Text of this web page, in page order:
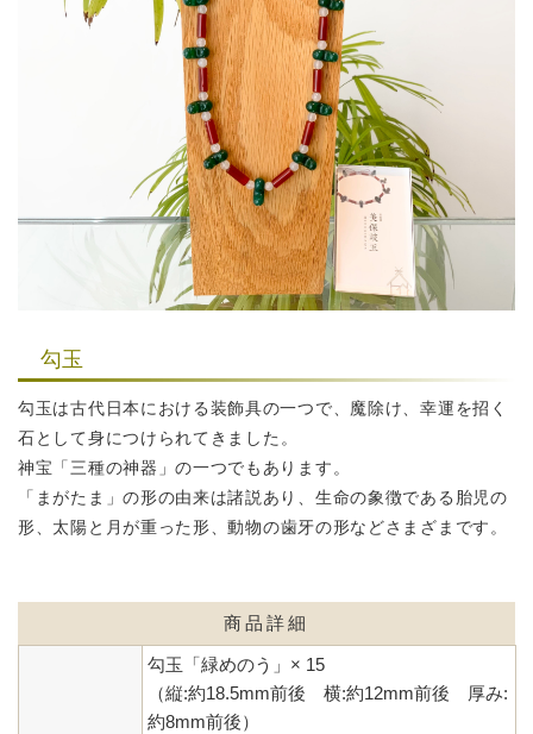
勾玉
勾玉は古代日本における装飾具の一つで、魔除け、幸運を招く
石として身につけられてきました。
神宝「三種の神器」の一つでもあります。
「まがたま」の形の由来は諸説あり、生命の象徴である胎児の
形、 太陽と月が重った形、動物の歯牙の形などさまざまです。
商品詳細
勾玉「緑めのう」× 15
（縦:約18.5mm前後 横:約12mm前後 厚み:
約8mm前後）